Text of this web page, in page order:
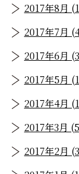
2017年8月
2017年7月
2017年6月
2017年5月
2017年4月
2017年3月
2017年2月